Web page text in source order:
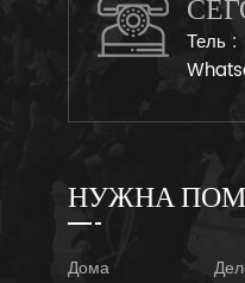
Тель :
НУЖНА
Дома